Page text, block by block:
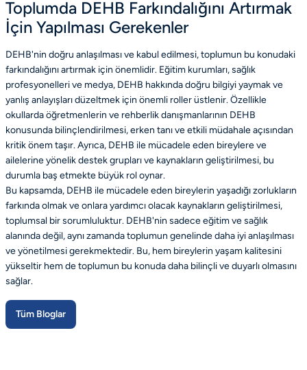
Toplumda DEHB Farkındalığını Artırmak
İçin Yapılması Gerekenler
DEHB'nin doğru anlaşılması ve kabul edilmesi, toplumun bu konudaki
farkındalığını artırmak için önemlidir. Eğitim kurumları, sağlık
profesyonelleri ve medya, DEHB hakkında doğru bilgiyi yaymak ve
yanlış anlayışları düzeltmek için önemli roller üstlenir. Özellikle
okullarda öğretmenlerin ve rehberlik danışmanlarının DEHB
konusunda bilinçlendirilmesi, erken tanı ve etkili müdahale açısından
kritik önem taşır. Ayrıca, DEHB ile mücadele eden bireylere ve
ailelerine yönelik destek grupları ve kaynakların geliştirilmesi, bu
durumla baş etmekte büyük rol oynar.
Bu kapsamda, DEHB ile mücadele eden bireylerin yaşadığı zorlukların
farkında olmak ve onlara yardımcı olacak kaynakların geliştirilmesi,
toplumsal bir sorumluluktur. DEHB'nin sadece eğitim ve sağlık
alanında değil, aynı zamanda toplumun genelinde daha iyi anlaşılması
ve yönetilmesi gerekmektedir. Bu, hem bireylerin yaşam kalitesini
yükseltir hem de toplumun bu konuda daha bilinçli ve duyarlı olmasını
sağlar.
Tüm Bloglar